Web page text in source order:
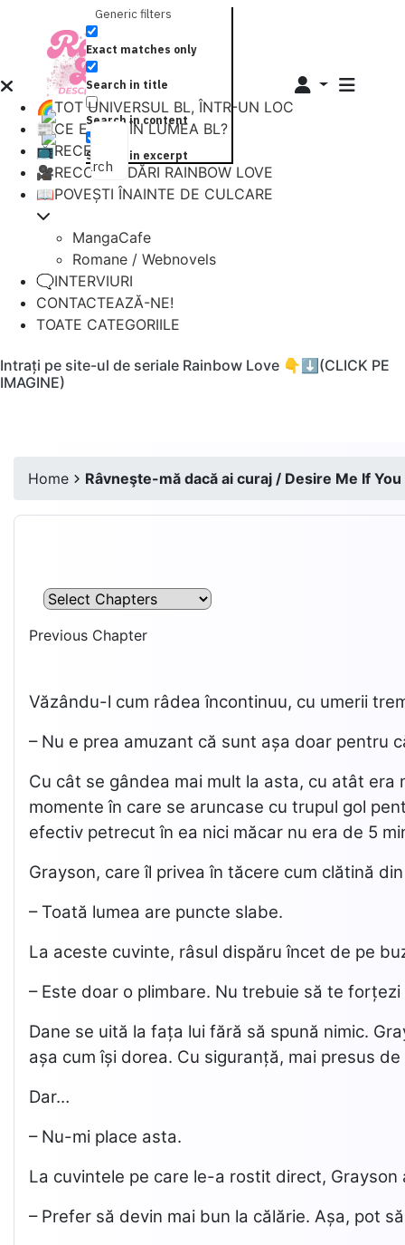
Search
Generic filters
Exact matches only
Search in title
Search in content
Search in excerpt
🌈TOT UNIVERSUL BL, ÎNTR-UN LOC
📰CE E NOU ÎN LUMEA BL?
📺RECENZII
🎥RECOMANDĂRI RAINBOW LOVE
📖POVEȘTI ÎNAINTE DE CULCARE
MangaCafe
Romane / Webnovels
🗨️INTERVIURI
CONTACTEAZĂ-NE!
TOATE CATEGORIILE
Intrați pe site-ul de seriale Rainbow Love 👇⬇️(CLICK PE
IMAGINE)
Home Râvneşte-mă dacă ai curaj / Desire Me If You
Previous Chapter
Văzându-l cum râdea încontinuu, cu umerii
– Nu e prea amuzant că sunt așa doar pentru
Cu cât se gândea mai mult la asta, cu atât
momente în care se aruncase cu trupul gol
efectiv petrecut în ea nici măcar nu era de 5
Grayson, care îl privea în tăcere cum clătină
– Toată lumea are puncte slabe.
La aceste cuvinte, râsul dispăru încet de pe
– Este doar o plimbare. Nu trebuie să te
Dane se uită la fața lui fără să spună nimic.
așa cum își dorea. Cu siguranță, mai presus
Dar…
– Nu-mi place asta.
La cuvintele pe care le-a rostit direct,
– Prefer să devin mai bun la călărie. Așa, pot